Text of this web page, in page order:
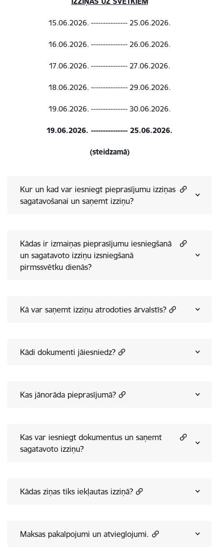
15.06.2026. --------------- 25.06.2026.
16.06.2026. --------------- 26.06.2026.
17.06.2026. --------------- 27.06.2026.
18.06.2026. --------------- 29.06.2026.
19.06.2026. --------------- 30.06.2026.
19.06.2026. --------------- 25.06.2026.
(steidzamā)
Kur un kad var iesniegt pieprasījumu izziņas
sagatavošanai un saņemt izziņu?
Kādas ir izmaiņas pieprasījumu iesniegšanā
un sagatavoto izziņu izsniegšanā
pirmssvētku dienās?
Kā var saņemt izziņu atrodoties ārvalstīs?
Kādi dokumenti jāiesniedz?
Kas jānorāda pieprasījumā?
Kas var iesniegt dokumentus un saņemt
sagatavoto izziņu?
Kādas ziņas tiks iekļautas izziņā?
Maksas pakalpojumi un atvieglojumi.